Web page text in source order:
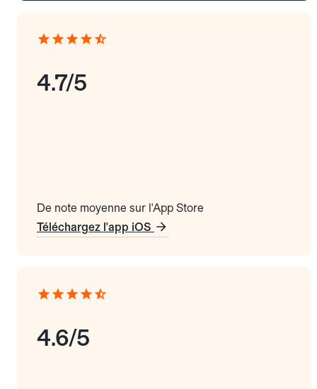
4.7/5
De note moyenne sur l'App Store
Téléchargez l'app iOS
4.6/5